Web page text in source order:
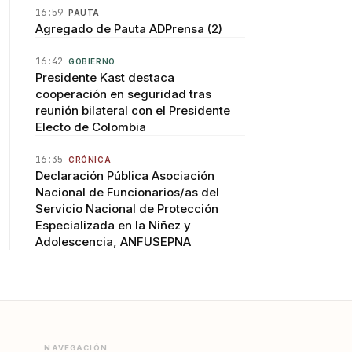
16:59 PAUTA
Agregado de Pauta ADPrensa (2)
16:42 GOBIERNO
Presidente Kast destaca
cooperación en seguridad tras
reunión bilateral con el Presidente
Electo de Colombia
16:35 CRÓNICA
Declaración Pública Asociación
Nacional de Funcionarios/as del
Servicio Nacional de Protección
Especializada en la Niñez y
Adolescencia, ANFUSEPNA
NAVEGACIÓN